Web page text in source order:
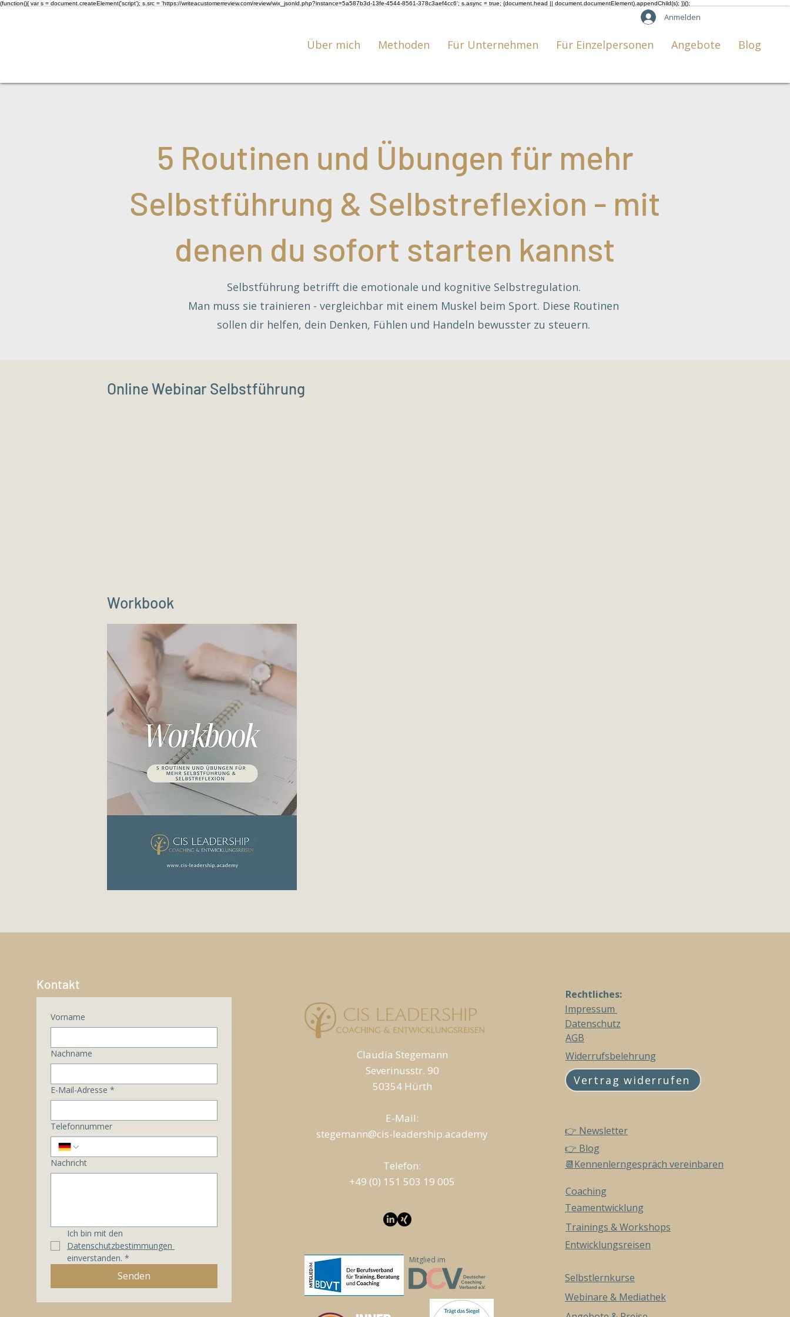
(function(){ var s = document.createElement('script'); s.src = 'https://writeacustomerreview.com/review/wix_jsonld.php?instance=5a587b3d-13fe-4544-8561-378c3aef4cc6'; s.async = true; (document.head || document.documentElement).appendChild(s); })();
Anmelden
Über mich Methoden Für Unternehmen Für Einzelpersonen Angebote Blog
5 Routinen und Übungen für mehr
Selbstführung & Selbstreflexion - mit
denen du sofort starten kannst
Selbstführung betrifft die emotionale und kognitive Selbstregulation.
Man muss sie trainieren - vergleichbar mit einem Muskel beim Sport. Diese Routinen
sollen dir helfen, dein Denken, Fühlen und Handeln bewusster zu steuern.
Online Webinar Selbstführung
Workbook
Kontakt
Vorname
Nachname
E-Mail-Adresse *
Telefonnummer
Nachricht
einverstanden. *
Senden
Claudia Stegemann
Severinusstr. 90
50354 Hürth
E-Mail:
stegemann@cis-leadership.academy
Telefon:
+49 (0) 151 503 19 005
Mitglied im
Rechtliches:
Impressum
Datenschutz
AGB
Widerrufsbelehrung
Vertrag widerrufen
👉 Newsletter
👉 Blog
📆Kennenlerngespräch vereinbaren
Coaching
Teamentwicklung
Trainings & Workshops
Entwicklungsreisen
Selbstlernkurse
Webinare & Mediathek